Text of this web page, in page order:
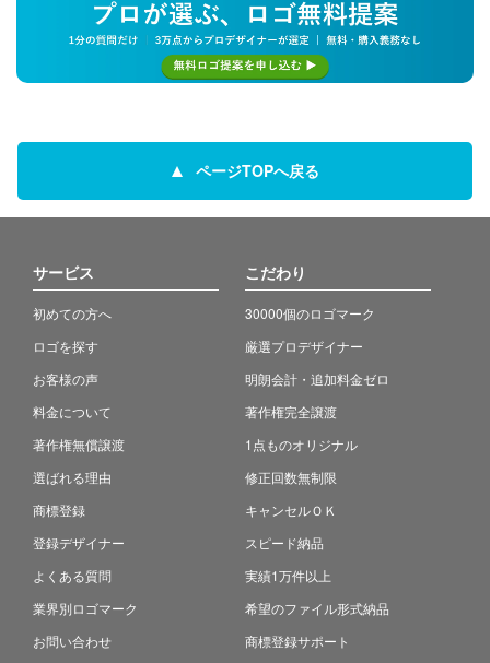
ページTOPへ戻る
サービス
初めての方へ
ロゴを探す
お客様の声
料金について
著作権無償譲渡
選ばれる理由
商標登録
登録デザイナー
よくある質問
業界別ロゴマーク
お問い合わせ
こだわり
30000個のロゴマーク
厳選プロデザイナー
明朗会計・追加料金ゼロ
著作権完全譲渡
1点ものオリジナル
修正回数無制限
キャンセルＯＫ
スピード納品
実績1万件以上
希望のファイル形式納品
商標登録サポート